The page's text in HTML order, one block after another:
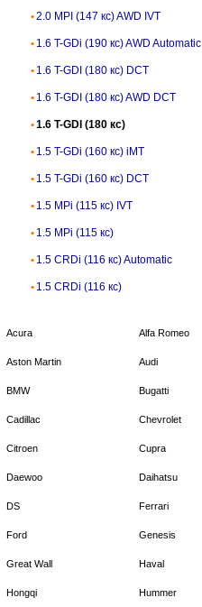
2.0 MPI (147 кс) AWD IVT
1.6 T-GDi (190 кс) AWD Automatic
1.6 T-GDI (180 кс) DCT
1.6 T-GDI (180 кс) AWD DCT
1.6 T-GDI (180 кс)
1.5 T-GDi (160 кс) iMT
1.5 T-GDi (160 кс) DCT
1.5 MPi (115 кс) IVT
1.5 MPi (115 кс)
1.5 CRDi (116 кс) Automatic
1.5 CRDi (116 кс)
Acura Alfa Romeo
Aston Martin Audi
BMW Bugatti
Cadillac Chevrolet
Citroen Cupra
Daewoo Daihatsu
DS Ferrari
Ford Genesis
Great Wall Haval
Hongqi Hummer